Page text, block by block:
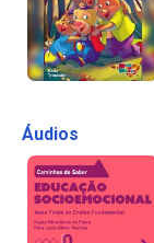
Áudios